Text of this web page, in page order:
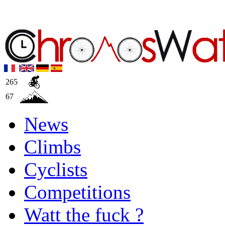
265
67
News
Climbs
Cyclists
Competitions
Watt the fuck ?